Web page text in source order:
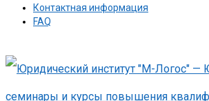
Контактная информация
FAQ